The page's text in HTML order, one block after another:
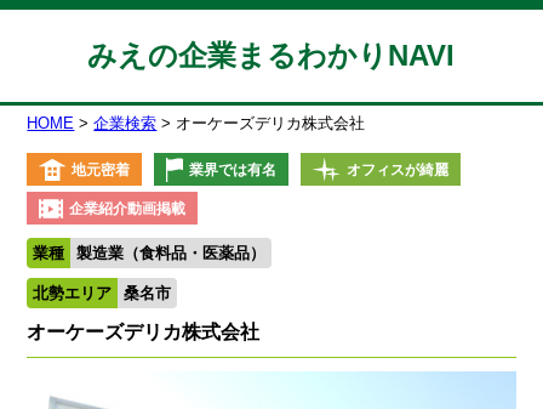
みえの企業まるわかりNAVI
HOME 企業検索 オーケーズデリカ株式会社
地元密着 業界では有名 オフィスが綺麗
企業紹介動画掲載
業種 製造業（食料品・医薬品）
北勢エリア 桑名市
オーケーズデリカ株式会社